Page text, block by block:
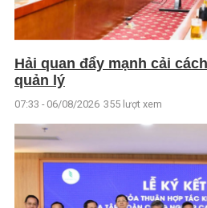
Hải quan đẩy mạnh cải
quản lý
07:33 - 06/08/2026 355 lượt xem